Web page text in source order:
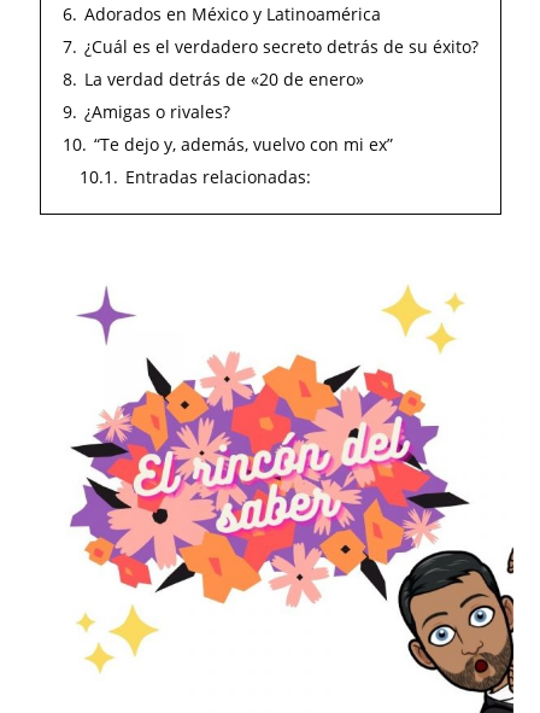
6. Adorados en México y Latinoamérica
7. ¿Cuál es el verdadero secreto detrás de su éxito?
8. La verdad detrás de «20 de enero»
9. ¿Amigas o rivales?
10. “Te dejo y, además, vuelvo con mi ex”
10.1. Entradas relacionadas: